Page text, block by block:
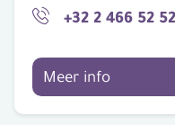
+32 2 466 52 52
Meer info